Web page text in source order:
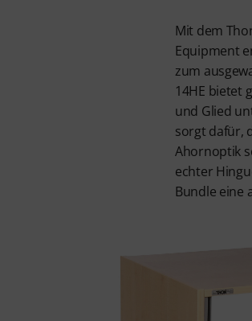
Mit dem
Equipment
zum
14HE bietet
und Glied
sorgt dafür,
Ahornoptik
echter
Bundle eine